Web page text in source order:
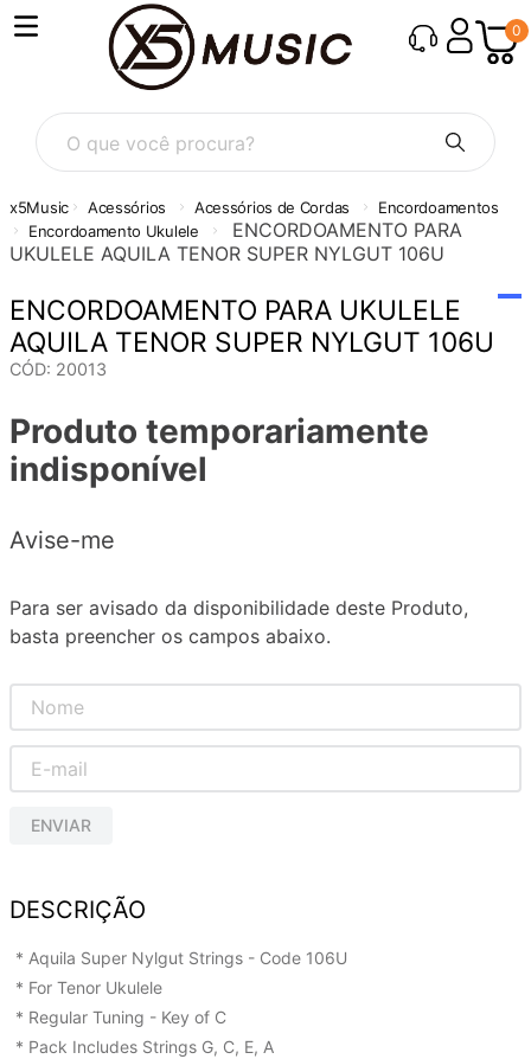
0
O que você procura?
Acessórios Acessórios de Cordas
Encordoamentos
Encordoamento Ukulele
ENCORDOAMENTO PARA
UKULELE AQUILA TENOR SUPER NYLGUT 106U
ENCORDOAMENTO PARA UKULELE
AQUILA TENOR SUPER NYLGUT 106U
CÓD: 20013
Produto temporariamente
indisponível
Avise-me
Para ser avisado da disponibilidade deste Produto,
basta preencher os campos abaixo.
ENVIAR
DESCRIÇÃO
* Aquila Super Nylgut Strings - Code 106U
* For Tenor Ukulele
* Regular Tuning - Key of C
* Pack Includes Strings G, C, E, A